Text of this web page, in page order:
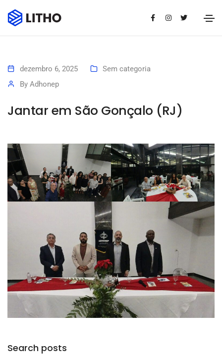
dezembro 6, 2025
Sem categoria
By Adhonep
Jantar em São Gonçalo (RJ)
Search posts